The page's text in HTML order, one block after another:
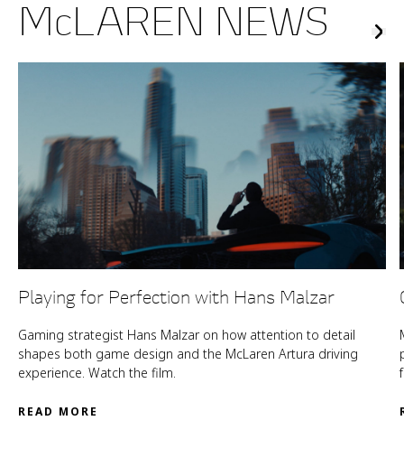
McLAREN NEWS
Playing for Perfection with Hans Malzar
Gaming strategist Hans Malzar on how attention to detail
shapes both game design and the McLaren Artura driving
experience. Watch the film.
READ MORE